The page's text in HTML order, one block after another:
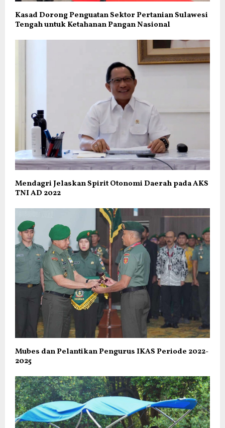
Kasad Dorong Penguatan Sektor Pertanian Sulawesi
Tengah untuk Ketahanan Pangan Nasional
Mendagri Jelaskan Spirit Otonomi Daerah pada AKS
TNI AD 2022
Mubes dan Pelantikan Pengurus IKAS Periode 2022-
2025